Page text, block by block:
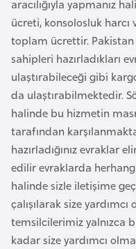
aracılığıyla yapmanız
ücreti, konsolosluk
toplam ücrettir. Pakistan
sahipleri hazırladıkları
ulaştırabileceği gibi
da ulaştırabilmektedir.
halinde bu hizmetin
tarafından
hazırladığınız evraklar
edilir evraklarda
halinde sizle iletişime
çalışılarak size yardımcı
temsilcilerimiz yalnızca
kadar size yardımcı
Ç
e
k
C
u
m
h
u
r
i
y
e
t
i